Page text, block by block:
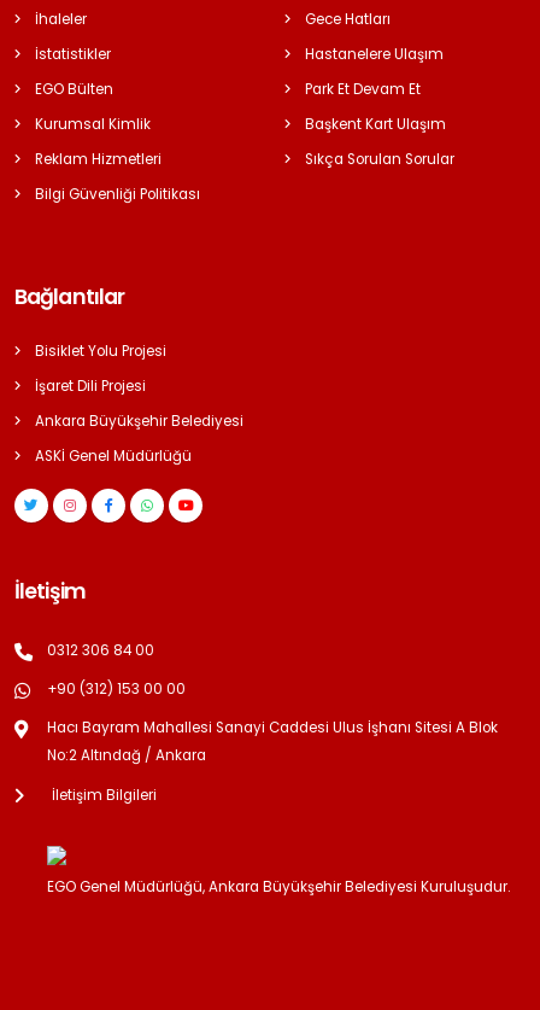
İhaleler
İstatistikler
EGO Bülten
Kurumsal Kimlik
Reklam Hizmetleri
Bilgi Güvenliği Politikası
Gece Hatları
Hastanelere Ulaşım
Park Et Devam Et
Başkent Kart Ulaşım
Sıkça Sorulan Sorular
Bağlantılar
Bisiklet Yolu Projesi
İşaret Dili Projesi
Ankara Büyükşehir Belediyesi
ASKİ Genel Müdürlüğü
İletişim
0312 306 84 00
+90 (312) 153 00 00
Hacı Bayram Mahallesi Sanayi Caddesi Ulus İşhanı Sitesi A Blok
No:2 Altındağ / Ankara
İletişim Bilgileri
EGO Genel Müdürlüğü, Ankara Büyükşehir Belediyesi Kuruluşudur.